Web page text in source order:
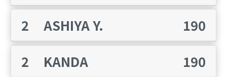
2
ASHIYA Y.
190
2
KANDA
190